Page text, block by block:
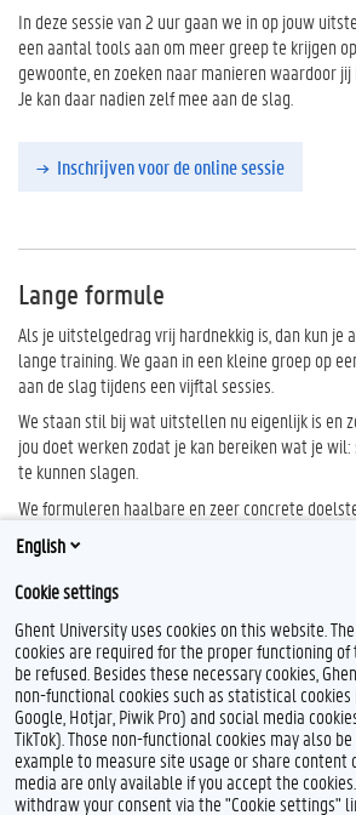
In deze sessie van 2 uur gaan we in op jouw
een aantal tools aan om meer greep te krijgen
gewoonte, en zoeken naar manieren waardoor jij
Je kan daar nadien zelf mee aan de slag.
Inschrijven voor de online sessie
Lange formule
Als je uitstelgedrag vrij hardnekkig is, dan kun je
lange training. We gaan in een kleine groep op
aan de slag tijdens een vijftal sessies.
We staan stil bij wat uitstellen nu eigenlijk is en
jou doet werken zodat je kan bereiken wat je
te kunnen slagen.
We formuleren haalbare en zeer concrete
zelfcontrole technieken aan en staan stil bij
We besteden ook een sessie aan efficiënter
Voor deze lange formule schrijf je in via een
F
a
c
e
b
L
i
n
k
e
Y
o
u
T
u
I
n
s
t
a
Feedback
Privacy
English
Cookie settings
Ghent University uses cookies on this website.
cookies are required for the proper functioning
be refused. Besides these necessary cookies,
non-functional cookies such as statistical cookies
Google, Hotjar, Piwik Pro) and social media
TikTok). Those non-functional cookies may also
example to measure site usage or share content
media are only available if you accept the
withdraw your consent via the "Cookie settings"